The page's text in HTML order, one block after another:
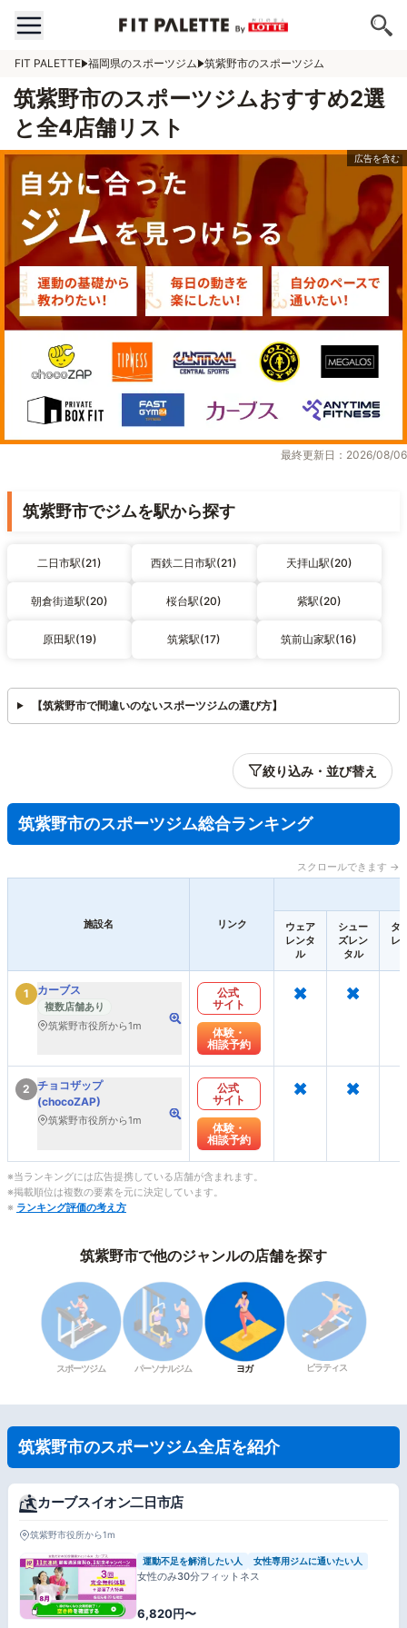
FIT PALETTE 福岡県のスポーツジム 筑紫野市のスポーツジム
筑紫野市のスポーツジムおすすめ2選
と全4店舗リスト
最終更新日：2026/08/06
筑紫野市でジムを駅から探す
二日市駅(21) 西鉄二日市駅(21) 天拝山駅(20)
朝倉街道駅(20) 桜台駅(20) 紫駅(20)
原田駅(19) 筑紫駅(17) 筑前山家駅(16)
【筑紫野市で間違いのないスポーツジムの選び方】
絞り込み・並び替え
筑紫野市のスポーツジム総合ランキング
スクロールできます →
施設名 リンク
ウェア
レンタ
ル
シュー
ズレン
タル
タ
レ
1 カーブス
複数店舗あり
筑紫野市役所から1m
公式
サイト
体験・
相談予約
× ×
2 チョコザップ
(chocoZAP)
筑紫野市役所から1m
公式
サイト
体験・
相談予約
× ×
※当ランキングには広告提携している店舗が含まれます。
※掲載順位は複数の要素を元に決定しています。
※ ランキング評価の考え方
筑紫野市で他のジャンルの店舗を探す
スポーツジム パーソナルジム ヨガ ピラティス
筑紫野市のスポーツジム全店を紹介
カーブスイオン二日市店
筑紫野市役所から1m
運動不足を解消したい人 女性専用ジムに通いたい人
女性のみ30分フィットネス
6,820円〜